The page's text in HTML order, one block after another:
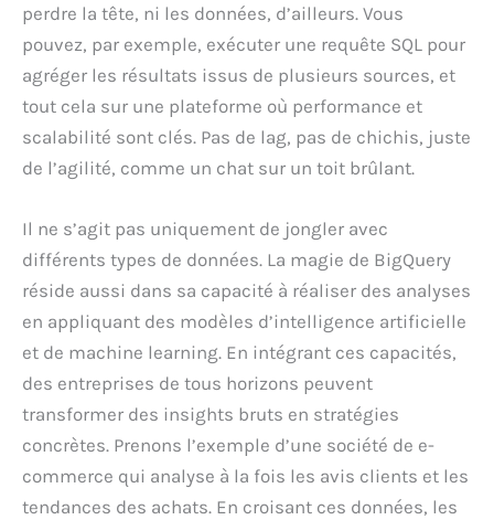
perdre la tête, ni les données, d’ailleurs. Vous
pouvez, par exemple, exécuter une requête SQL pour
agréger les résultats issus de plusieurs sources, et
tout cela sur une plateforme où performance et
scalabilité sont clés. Pas de lag, pas de chichis, juste
de l’agilité, comme un chat sur un toit brûlant.
Il ne s’agit pas uniquement de jongler avec
différents types de données. La magie de BigQuery
réside aussi dans sa capacité à réaliser des analyses
en appliquant des modèles d’intelligence artificielle
et de machine learning. En intégrant ces capacités,
des entreprises de tous horizons peuvent
transformer des insights bruts en stratégies
concrètes. Prenons l’exemple d’une société de e-
commerce qui analyse à la fois les avis clients et les
tendances des achats. En croisant ces données, les